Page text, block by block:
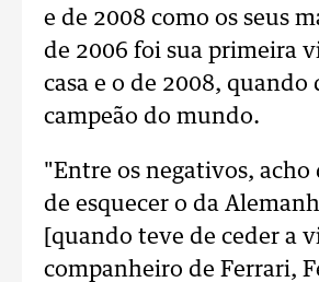
e de 2008 como os seus
de 2006 foi sua primeira
casa e o de 2008, quando
campeão do mundo.
"Entre os negativos, acho
de esquecer o da
[quando teve de ceder a
companheiro de Ferrari,